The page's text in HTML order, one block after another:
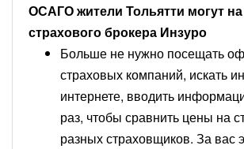
ОСАГО жители Тольятти могут на
страхового брокера Инзуро
Больше не нужно посещать
страховых компаний, искать
интернете, вводить
раз, чтобы сравнить цены на
разных страховщиков. За вас